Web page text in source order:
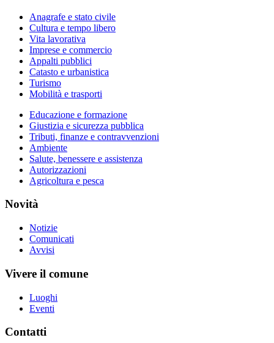
Anagrafe e stato civile
Cultura e tempo libero
Vita lavorativa
Imprese e commercio
Appalti pubblici
Catasto e urbanistica
Turismo
Mobilità e trasporti
Educazione e formazione
Giustizia e sicurezza pubblica
Tributi, finanze e contravvenzioni
Ambiente
Salute, benessere e assistenza
Autorizzazioni
Agricoltura e pesca
Novità
Notizie
Comunicati
Avvisi
Vivere il comune
Luoghi
Eventi
Contatti